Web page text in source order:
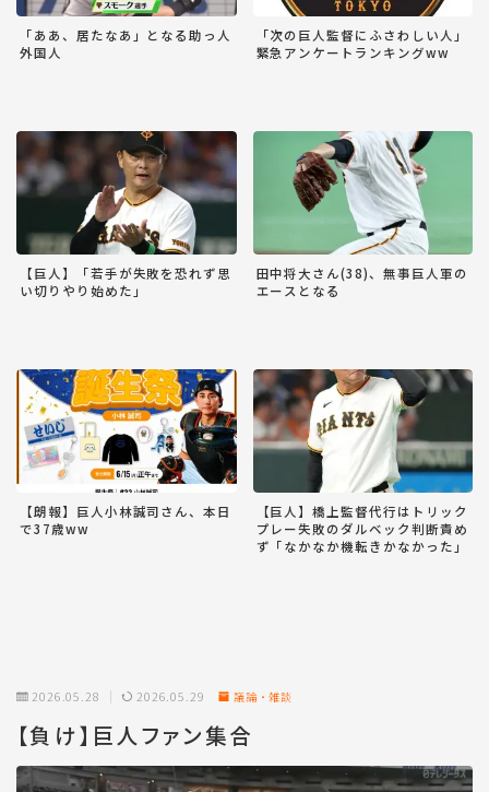
「ああ、居たなあ」となる助っ人
外国人
「次の巨人監督にふさわしい人」
緊急アンケートランキングww
【巨人】「若手が失敗を恐れず思
い切りやり始めた」
田中将大さん(38)、無事巨人軍の
エースとなる
【朗報】巨人小林誠司さん、本日
で37歳ww
【巨人】橋上監督代行はトリック
プレー失敗のダルベック判断責め
ず「なかなか機転きかなかった」
2026.05.28 2026.05.29 議論・雑談
【負け】巨人ファン集合